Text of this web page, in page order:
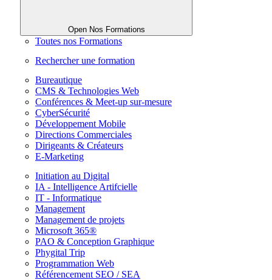
Open Nos Formations
Toutes nos Formations
Rechercher une formation
Bureautique
CMS & Technologies Web
Conférences & Meet-up sur-mesure
CyberSécurité
Développement Mobile
Directions Commerciales
Dirigeants & Créateurs
E-Marketing
Initiation au Digital
IA - Intelligence Artifcielle
IT - Informatique
Management
Management de projets
Microsoft 365®
PAO & Conception Graphique
Phygital Trip
Programmation Web
Référencement SEO / SEA